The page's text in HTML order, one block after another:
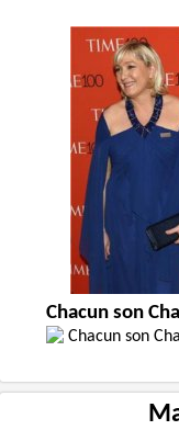
Chacun son